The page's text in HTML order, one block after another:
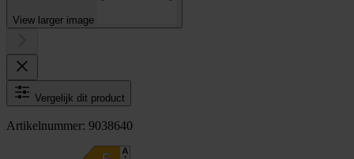
View larger image
Vergelijk dit product
Artikelnummer: 9038640